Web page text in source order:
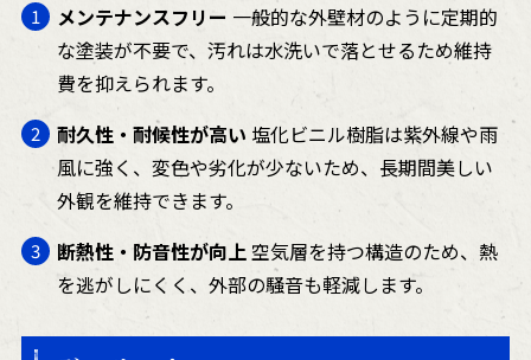
メンテナンスフリー 一般的な外壁材のように定期的
な塗装が不要で、汚れは水洗いで落とせるため維持
費を抑えられます。
耐久性・耐候性が高い 塩化ビニル樹脂は紫外線や雨
風に強く、変色や劣化が少ないため、長期間美しい
外観を維持できます。
断熱性・防音性が向上空気層を持つ構造のため、熱
を逃がしにくく、外部の騒音も軽減します。